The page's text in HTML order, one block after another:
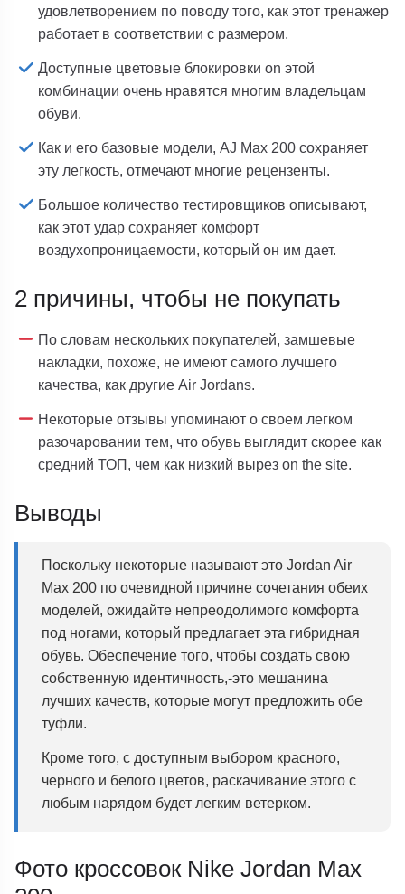
удовлетворением по поводу того, как этот тренажер
работает в соответствии с размером.
Доступные цветовые блокировки on этой
комбинации очень нравятся многим владельцам
обуви.
Как и его базовые модели, AJ Max 200 сохраняет
эту легкость, отмечают многие рецензенты.
Большое количество тестировщиков описывают,
как этот удар сохраняет комфорт
воздухопроницаемости, который он им дает.
2 причины, чтобы не покупать
По словам нескольких покупателей, замшевые
накладки, похоже, не имеют самого лучшего
качества, как другие Air Jordans.
Некоторые отзывы упоминают о своем легком
разочаровании тем, что обувь выглядит скорее как
средний ТОП, чем как низкий вырез on the site.
Выводы
Поскольку некоторые называют это Jordan Air
Max 200 по очевидной причине сочетания обеих
моделей, ожидайте непреодолимого комфорта
под ногами, который предлагает эта гибридная
обувь. Обеспечение того, чтобы создать свою
собственную идентичность,-это мешанина
лучших качеств, которые могут предложить обе
туфли.
Кроме того, с доступным выбором красного,
черного и белого цветов, раскачивание этого с
любым нарядом будет легким ветерком.
Фото кроссовок Nike Jordan Max